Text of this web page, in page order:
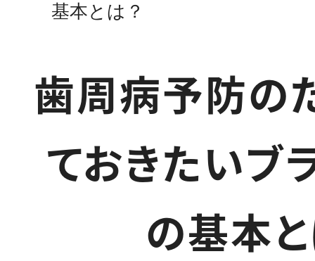
基本とは？
歯周病予防の
ておきたいブ
の基本